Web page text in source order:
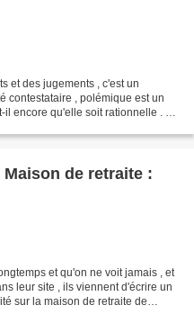
et des jugements , c'est un
contestataire , polémique est un
il encore qu'elle soit rationnelle . Si
de retraite :
et qu'on ne voit jamais , et
leur site , ils viennent d'écrire un
sur la maison de retraite de